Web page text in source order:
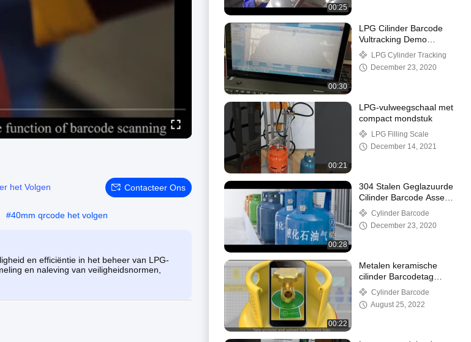
het Volgen Contacteer Ons
#40mm qrcode het volgen
en efficiëntie in het beheer van LPG-
en naleving van veiligheidsnormen,
00:25
00:30
LPG Cilinder Barcode
Vultracking Demo
(vickie@czxkdz.com)
LPG Cylinder Tracking
December 23, 2020
00:21
LPG-vulweegschaal met
compact mondstuk
LPG Filling Scale
December 14, 2021
00:28
304 Stalen Geglazuurde
Cilinder Barcode Asset
Tracking QR Code
Oliebestendigheid
Cylinder Barcode
December 23, 2020
00:22
Metalen keramische
cilinder Barcodetag
Barcodering volgen
(vickie@czxkdz.com)
Cylinder Barcode
August 25, 2022